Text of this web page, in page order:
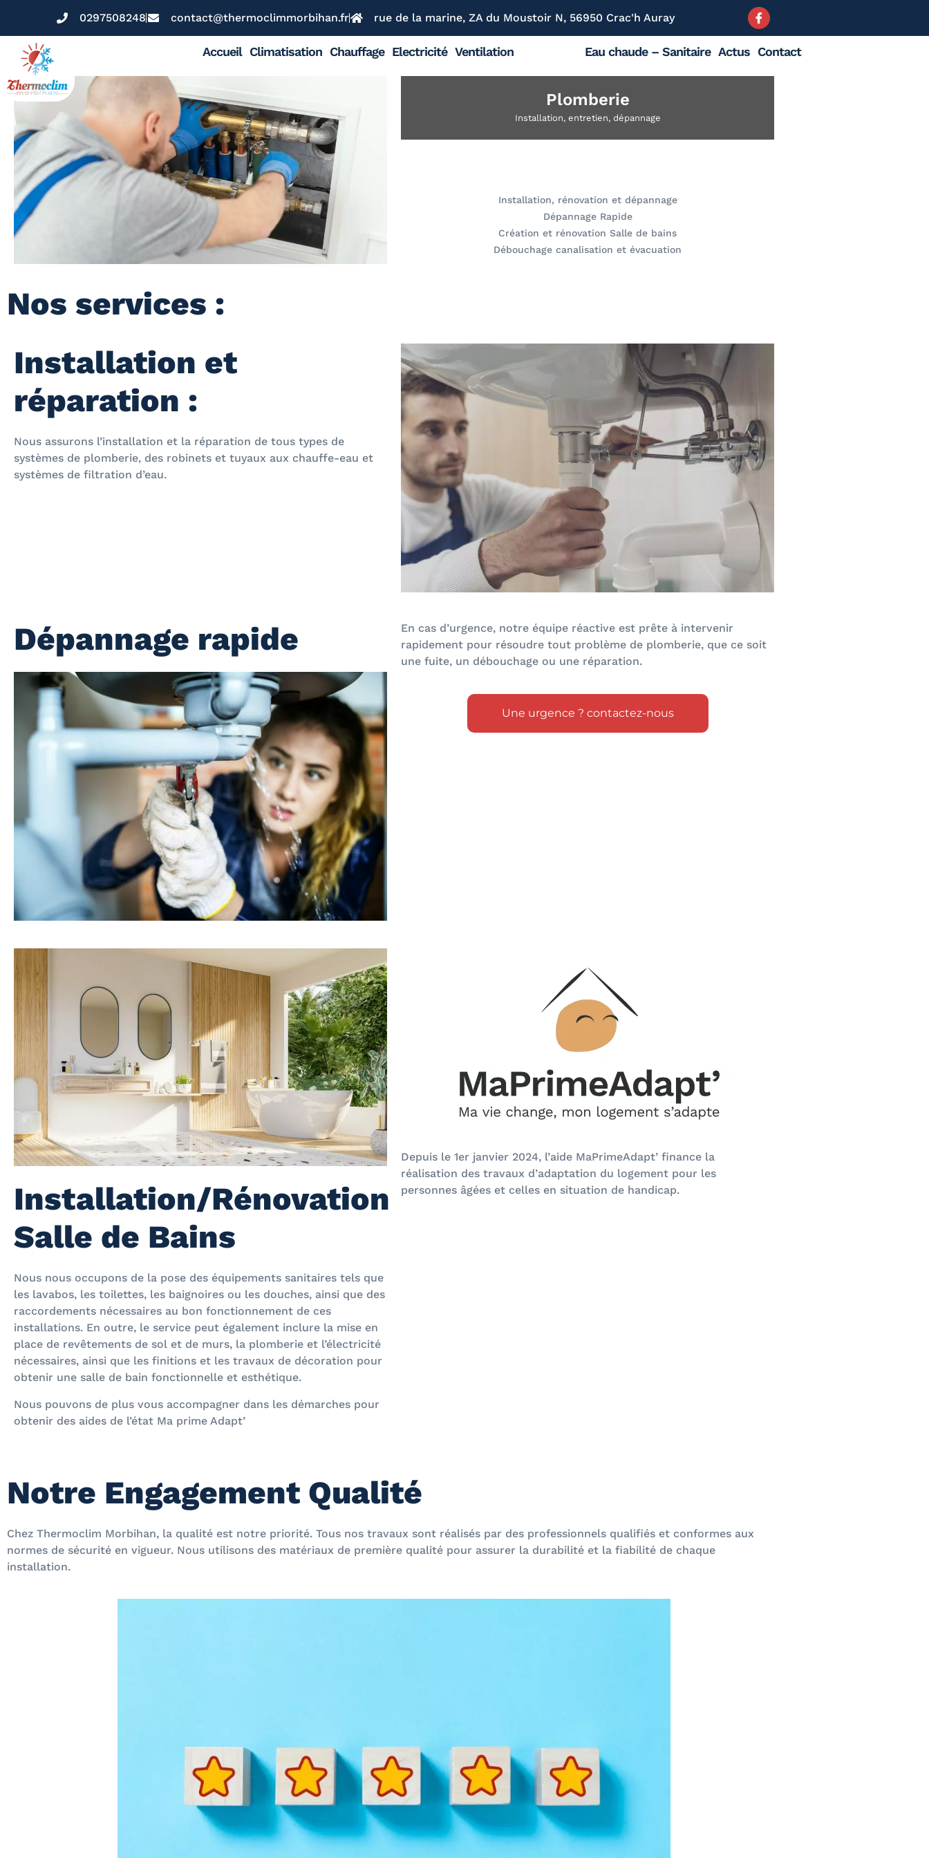
0297508248 contact@thermoclimmorbihan.fr rue de la marine, ZA du Moustoir N, 56950 Crac'h Auray
Accueil Climatisation Chauffage Electricité Ventilation Eau chaude – Sanitaire Actus Contact
Plomberie
Installation, entretien, dépannage
Installation, rénovation et dépannage
Dépannage Rapide
Création et rénovation Salle de bains
Débouchage canalisation et évacuation
Nos services :
Installation et
réparation :
Nous assurons l’installation et la réparation de tous types de
systèmes de plomberie, des robinets et tuyaux aux chauffe-eau et
systèmes de filtration d’eau.
Dépannage rapide
En cas d’urgence, notre équipe réactive est prête à intervenir
rapidement pour résoudre tout problème de plomberie, que ce soit
une fuite, un débouchage ou une réparation.
Une urgence ? contactez-nous
Installation/Rénovation
Salle de Bains
Nous nous occupons de la pose des équipements sanitaires tels que
les lavabos, les toilettes, les baignoires ou les douches, ainsi que des
raccordements nécessaires au bon fonctionnement de ces
installations. En outre, le service peut également inclure la mise en
place de revêtements de sol et de murs, la plomberie et l’électricité
nécessaires, ainsi que les finitions et les travaux de décoration pour
obtenir une salle de bain fonctionnelle et esthétique.
Nous pouvons de plus vous accompagner dans les démarches pour
obtenir des aides de l’état Ma prime Adapt’
Depuis le 1er janvier 2024, l’aide MaPrimeAdapt’ finance la
réalisation des travaux d’adaptation du logement pour les
personnes âgées et celles en situation de handicap.
Notre Engagement Qualité
Chez Thermoclim Morbihan, la qualité est notre priorité. Tous nos travaux sont réalisés par des professionnels qualifiés et conformes aux
normes de sécurité en vigueur. Nous utilisons des matériaux de première qualité pour assurer la durabilité et la fiabilité de chaque
installation.